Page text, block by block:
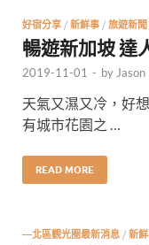
好宿分享 / 新鮮事 / 旅遊新聞
暢遊新加坡 達
2019-11-01 - by Jason
天氣又濕又冷，好
有城市花園之 …
READ MORE
—北區觀光圈最新消息 / 新